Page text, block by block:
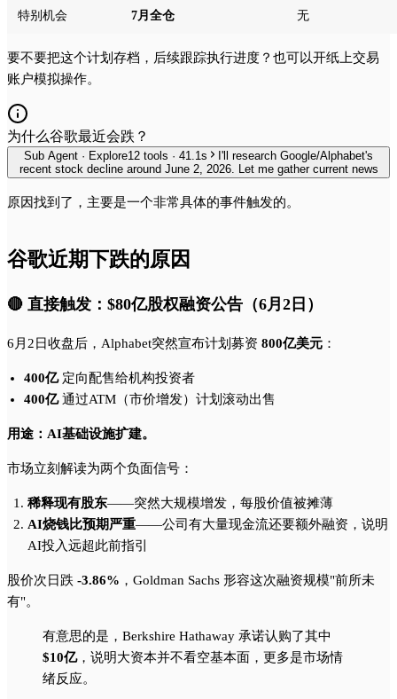
特别机会 7月全仓 无
要不要把这个计划存档，后续跟踪执行进度？也可以开纸上交易
账户模拟操作。
为什么谷歌最近会跌？
Sub Agent · Explore12 tools · 41.1s
I'll research Google/Alphabet's
recent stock decline around June 2, 2026. Let me gather current news
原因找到了，主要是一个非常具体的事件触发的。
谷歌近期下跌的原因
🔴 直接触发：$80亿股权融资公告（6月2日）
6月2日收盘后，Alphabet突然宣布计划募资 800亿美元 ：
400亿定向配售给机构投资者
400亿通过ATM（市价增发）计划滚动出售
用途：AI基础设施扩建。
市场立刻解读为两个负面信号：
稀释现有股东——突然大规模增发，每股价值被摊薄
AI烧钱比预期严重——公司有大量现金流还要额外融资，说明
AI投入远超此前指引
股价次日跌 -3.86% ，Goldman Sachs 形容这次融资规模"前所未
有"。
有意思的是，Berkshire Hathaway 承诺认购了其中
$10亿，说明大资本并不看空基本面，更多是市场情
绪反应。